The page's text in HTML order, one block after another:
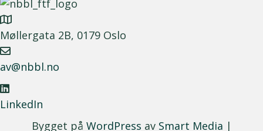
Møllergata 2B, 0179 Oslo
av@nbbl.no
LinkedIn
Bygget på WordPress av Smart Media |